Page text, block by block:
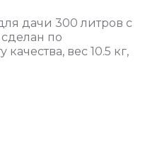
дачи 300 литров с
по
вес 10.5 кг,